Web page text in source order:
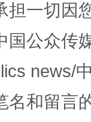
担一切因
国公众传
news/
名和留言